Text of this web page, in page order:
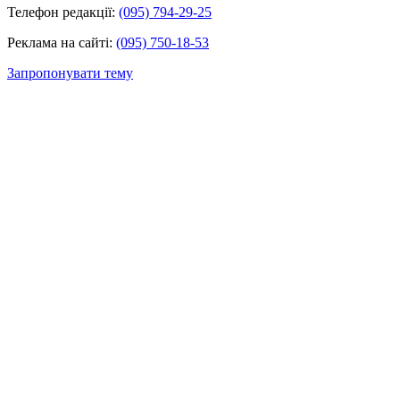
Телефон редакції: (095) 794-29-25
Реклама на сайті: (095) 750-18-53
Запропонувати тему